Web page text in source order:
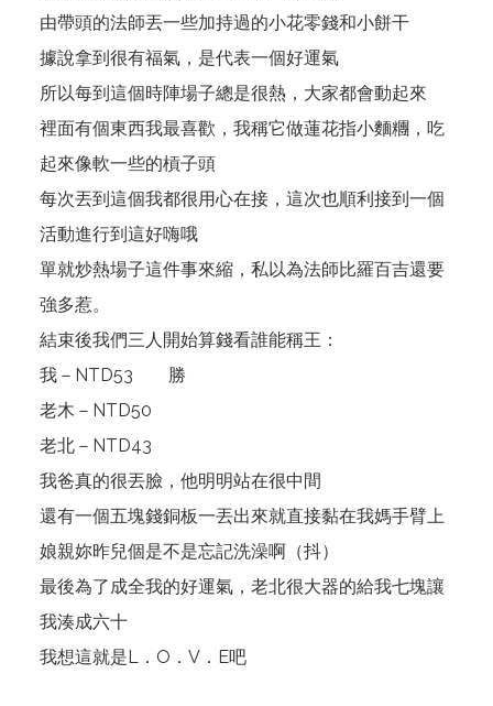
由帶頭的法師丟一些加持過的小花零錢和小餅干
據說拿到很有福氣，是代表一個好運氣
所以每到這個時陣場子總是很熱，大家都會動起來
裡面有個東西我最喜歡，我稱它做蓮花指小麵糰，吃
起來像軟一些的槓子頭
每次丟到這個我都很用心在接，這次也順利接到一個
活動進行到這好嗨哦
單就炒熱場子這件事來縮，私以為法師比羅百吉還要
強多惹。
結束後我們三人開始算錢看誰能稱王：
我－NTD53 勝
老木－NTD50
老北－NTD43
我爸真的很丟臉，他明明站在很中間
還有一個五塊錢銅板一丟出來就直接黏在我媽手臂上
娘親妳昨兒個是不是忘記洗澡啊（抖）
最後為了成全我的好運氣，老北很大器的給我七塊讓
我湊成六十
我想這就是L．O．V．E吧